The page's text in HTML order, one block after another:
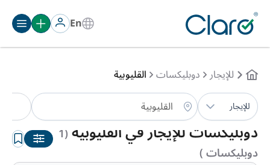
En
للإيجار دوبليكسات القليوبية
للإيجار
دوبليكسات للإيجار في القليوبية (1
دوبليكسات )
الترتيب:تلقائي